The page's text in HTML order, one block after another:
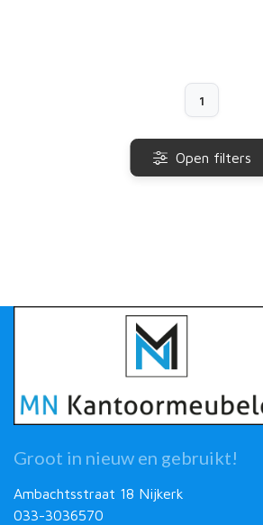
1
Open filters
Groot in nieuw en gebruikt!
Ambachtsstraat 18 Nijkerk
033-3036570